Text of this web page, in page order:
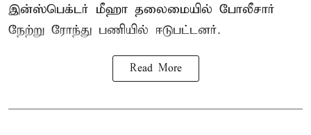
இன்ஸ்பெக்டர் மீஹா தலைமையில் போலீசார்
நேற்று ரோந்து பணியில் ஈடுபட்டனர்.
Read More